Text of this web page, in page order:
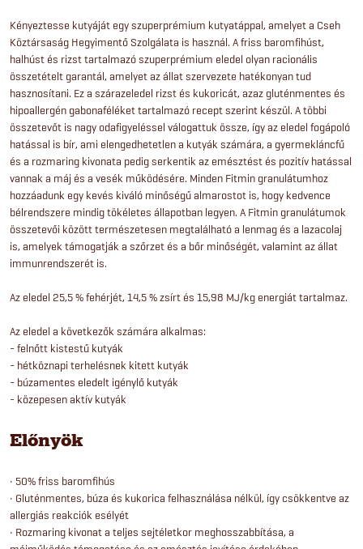
Kényeztesse kutyáját egy szuperprémium kutyatáppal, amelyet a Cseh
Köztársaság Hegyimentő Szolgálata is használ. A friss baromfihúst,
halhúst és rizst tartalmazó szuperprémium eledel olyan racionális
összetételt garantál, amelyet az állat szervezete hatékonyan tud
hasznosítani. Ez a szárazeledel rizst és kukoricát, azaz gluténmentes és
hipoallergén gabonaféléket tartalmazó recept szerint készül. A többi
összetevőt is nagy odafigyeléssel válogattuk össze, így az eledel fogápoló
hatással is bír, ami elengedhetetlen a kutyák számára, a gyermekláncfű
és a rozmaring kivonata pedig serkentik az emésztést és pozitív hatással
vannak a máj és a vesék működésére. Minden Fitmin granulátumhoz
hozzáadunk egy kevés kiváló minőségű almarostot is, hogy kedvence
bélrendszere mindig tökéletes állapotban legyen. A Fitmin granulátumok
összetevői között természetesen megtalálható a lenmag és a lazacolaj
is, amelyek támogatják a szőrzet és a bőr minőségét, valamint az állat
immunrendszerét is.
Az eledel 25,5 % fehérjét, 14,5 % zsírt és 15,98 MJ/kg energiát tartalmaz.
Az eledel a következők számára alkalmas:
- felnőtt kistestű kutyák
- hétköznapi terhelésnek kitett kutyák
- búzamentes eledelt igénylő kutyák
- közepesen aktív kutyák
Előnyök
• 50% friss baromfihús
• Gluténmentes, búza és kukorica felhasználása nélkül, így csökkentve az
allergiás reakciók esélyét
• Rozmaring kivonat a teljes sejtéletkor meghosszabbítása, a